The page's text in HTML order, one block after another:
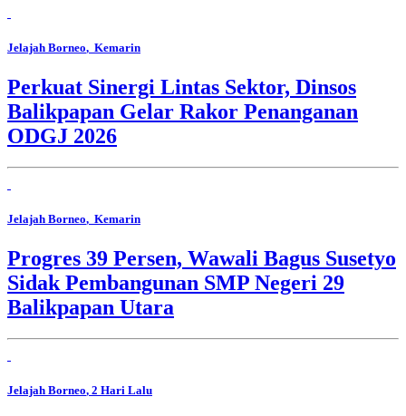
Jelajah Borneo, Kemarin
Perkuat Sinergi Lintas Sektor, Dinsos
Balikpapan Gelar Rakor Penanganan
ODGJ 2026
Jelajah Borneo, Kemarin
Progres 39 Persen, Wawali Bagus Susetyo
Sidak Pembangunan SMP Negeri 29
Balikpapan Utara
Jelajah Borneo, 2 Hari Lalu